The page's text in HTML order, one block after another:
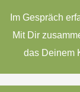
Im Gespräch
Mit Dir
das Deinem